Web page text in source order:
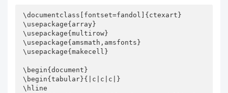
a^2$ & $|a|=r$ \\ \cline{2-3}
F=0)$} & $D\neq 0,E^2-4F=0$ \\ \hline
2+y^2=a^2$ & $|a|=r,b=0$ \\ \cline{2-3}
\multirow{2}{*}{圆心在$y$轴上且圆过原点} & $x^2+(y-
b)^2=b^2$ & $a=0,|b|=r$ \\ \cline{2-3}
\documentclass[fontset=fandol]{ctexart}
\usepackage{array}
\usepackage{multirow}
\usepackage{amsmath,amsfonts}
\usepackage{makecell}
\begin{document}
\begin{tabular}{|c|c|c|}
\hline